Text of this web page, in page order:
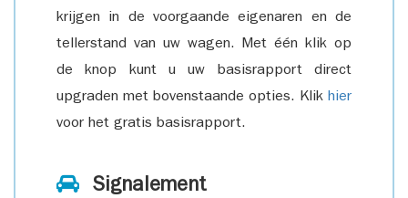
krijgen in de voorgaande eigenaren en de
tellerstand van uw wagen. Met één klik op
de knop kunt u uw basisrapport direct
upgraden met bovenstaande opties. Klik hier
voor het gratis basisrapport.
Signalement